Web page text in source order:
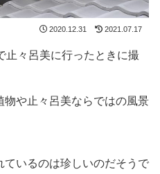
2020.12.31 2021.07.17
止々呂美に行ったときに撮
や止々呂美ならではの風景
ているのは珍しいのだそうで